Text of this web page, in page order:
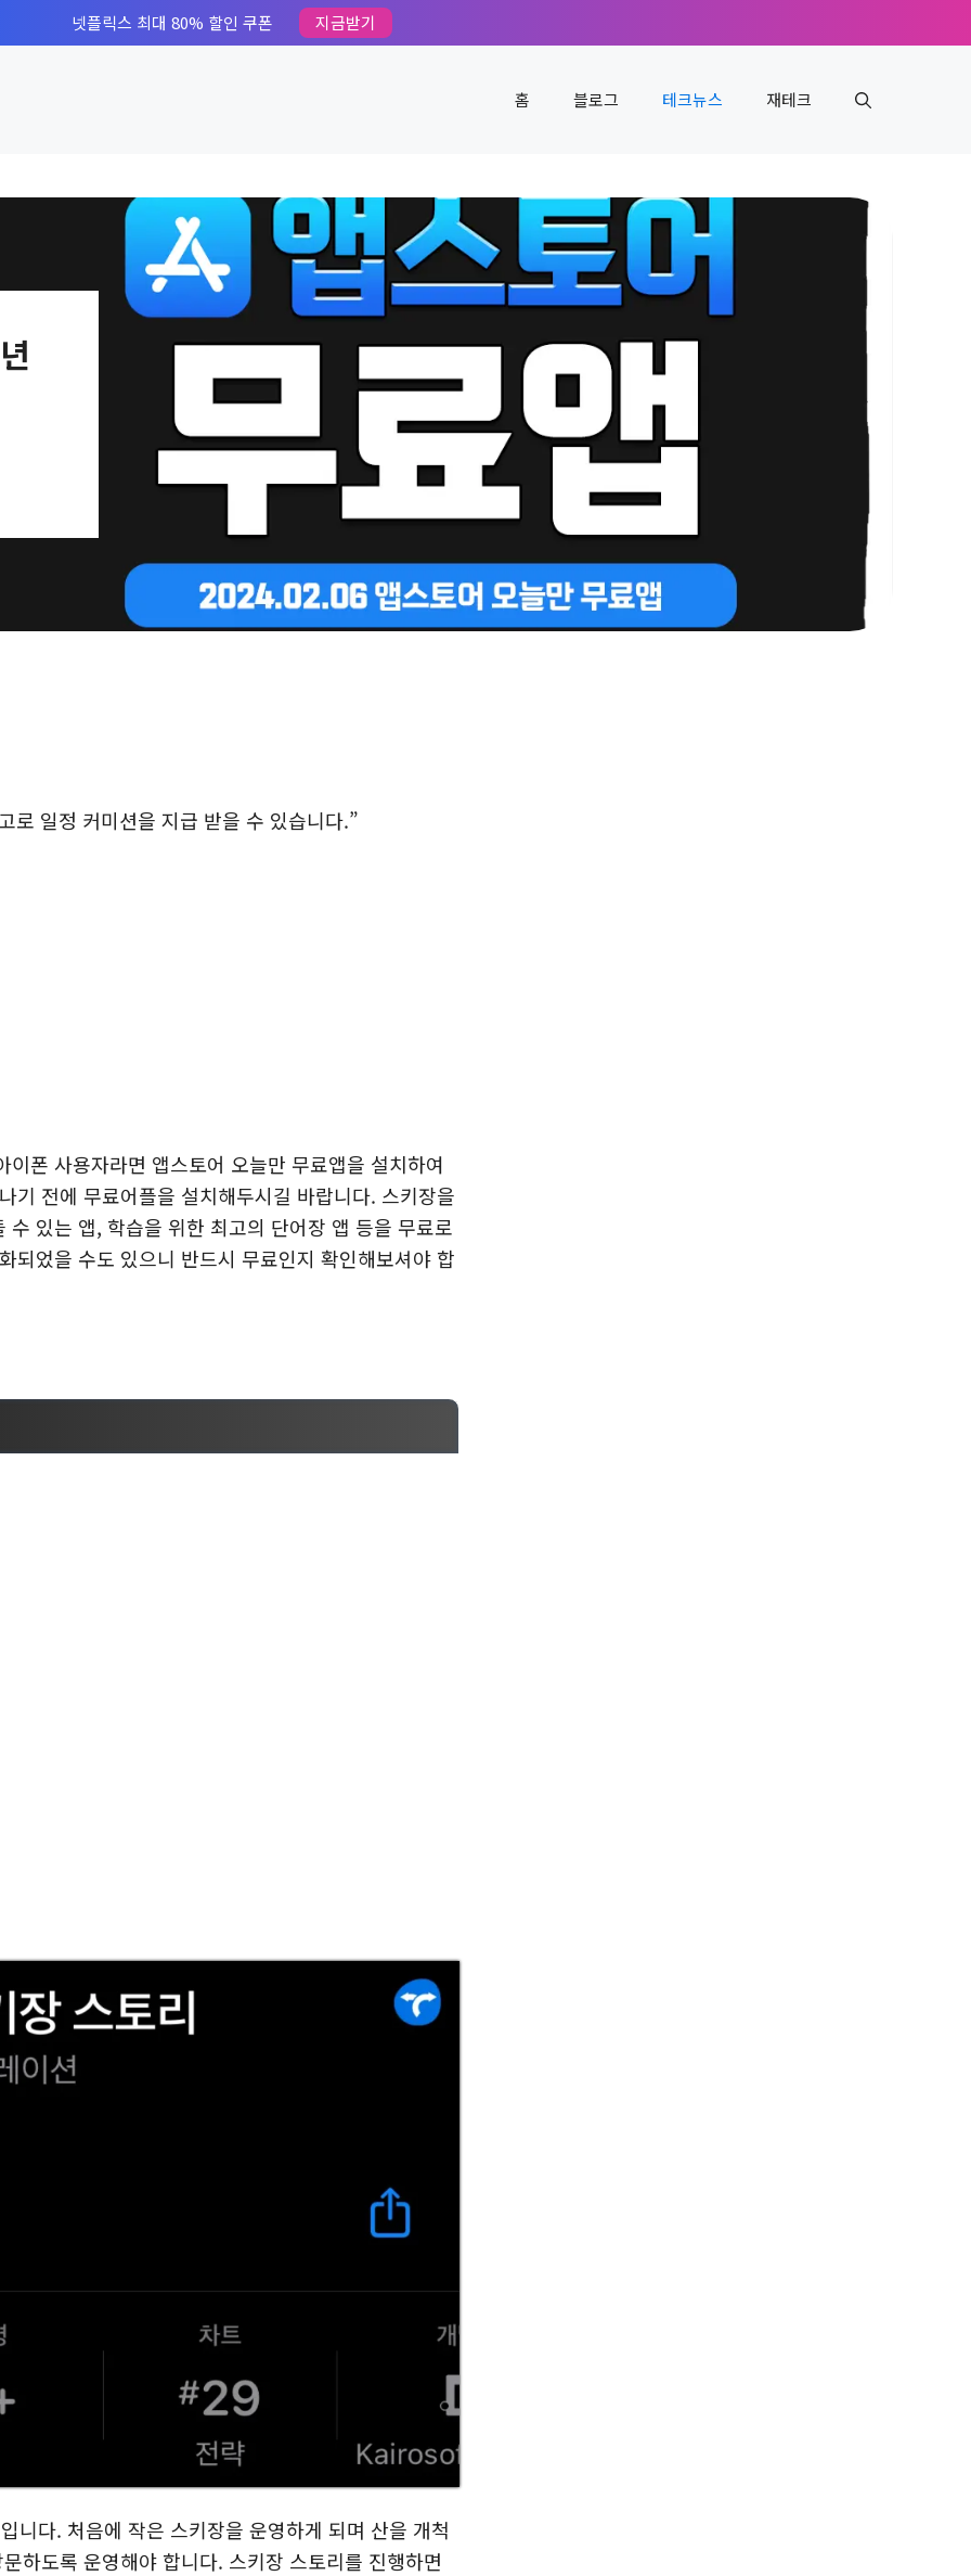
넷플릭스 최대 80% 할인 쿠폰 지금받기
홈 블로그 테크뉴스 재테크
로 일정 커미션을 지급 받을 수 있습니다.”
이폰 사용자라면 앱스토어 오늘만 무료앱을 설치하여
기 전에 무료어플을 설치해두시길 바랍니다. 스키장을
있는 앱, 학습을 위한 최고의 단어장 앱 등을 무료로
되었을 수도 있으니 반드시 무료인지 확인해보셔야 합
니다. 처음에 작은 스키장을 운영하게 되며 산을 개척
하도록 운영해야 합니다. 스키장 스토리를 진행하면